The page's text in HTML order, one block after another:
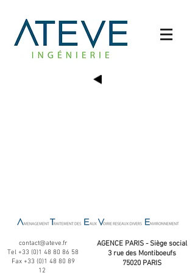
contact@ateve.fr
Tel +33 (0)1 48 80 86 58
Fax +33 (0)1 48 80 89
12
AGENCE PARIS - Siège social
3 rue des Montiboeufs
75020 PARIS